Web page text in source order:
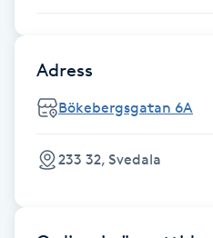
Fransrengöring
Frekvensterapi
Friskvård
Friskvårdsmassage
Frisör
Adress
Bökebergsgatan 6A
233 32, Svedala